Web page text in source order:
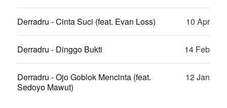
Derradru - Cinta Suci (feat. Evan Loss) 10 Apr
Derradru - Dinggo Bukti 14 Feb
Derradru - Ojo Goblok Mencinta (feat.
Sedoyo Mawut)
12 Jan